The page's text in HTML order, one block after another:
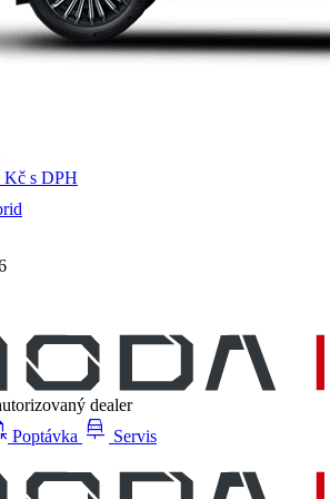
Kč s DPH
dealer
Poptávka car_repair Servis